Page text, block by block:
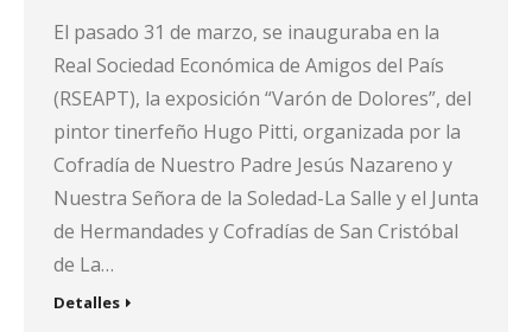
El pasado 31 de marzo, se inauguraba en la
Real Sociedad Económica de Amigos del País
(RSEAPT), la exposición “Varón de Dolores”, del
pintor tinerfeño Hugo Pitti, organizada por la
Cofradía de Nuestro Padre Jesús Nazareno y
Nuestra Señora de la Soledad-La Salle y el Junta
de Hermandades y Cofradías de San Cristóbal
de La…
Detalles